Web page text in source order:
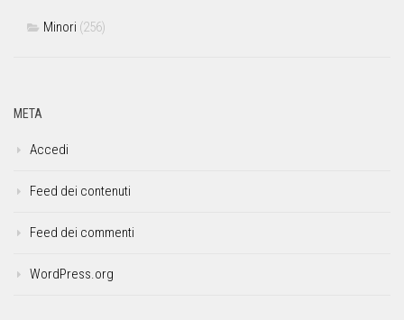
Minori (256)
META
Accedi
Feed dei contenuti
Feed dei commenti
WordPress.org